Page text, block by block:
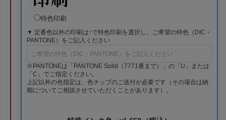
特色印刷
▼ 定番色以外の印刷は↑で特色印刷を選択し、ご希望の特色（DIC・
PANTONE）をご記入ください
※PANTONEは「PANTONE Solid（7771番まで）」の「U」または
「C」でご指定ください。
上記以外の色指定は、色チップのご送付が必要です（その場合は納
期についてご相談させていただくことがあります）。